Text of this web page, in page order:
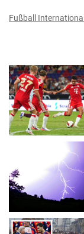
Fußball International